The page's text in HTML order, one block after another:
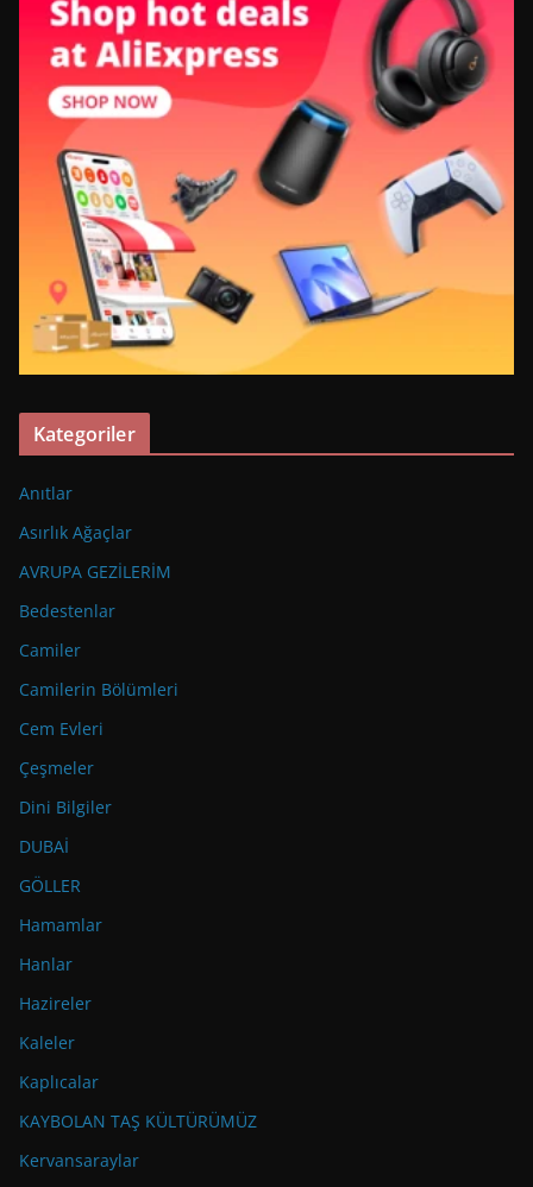
Kategoriler
Anıtlar
Asırlık Ağaçlar
AVRUPA GEZİLERİM
Bedestenlar
Camiler
Camilerin Bölümleri
Cem Evleri
Çeşmeler
Dini Bilgiler
DUBAİ
GÖLLER
Hamamlar
Hanlar
Hazireler
Kaleler
Kaplıcalar
KAYBOLAN TAŞ KÜLTÜRÜMÜZ
Kervansaraylar